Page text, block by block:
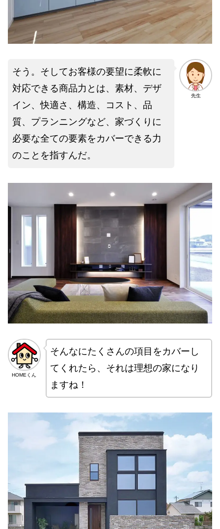
先生
そう。そしてお客様の要望に柔軟に
対応できる商品力とは、素材、デザ
イン、快適さ、構造、コスト、品
質、プランニングなど、家づくりに
必要な全ての要素をカバーできる力
のことを指すんだ。
HOMEくん
そんなにたくさんの項目をカバーし
てくれたら、それは理想の家になり
ますね！